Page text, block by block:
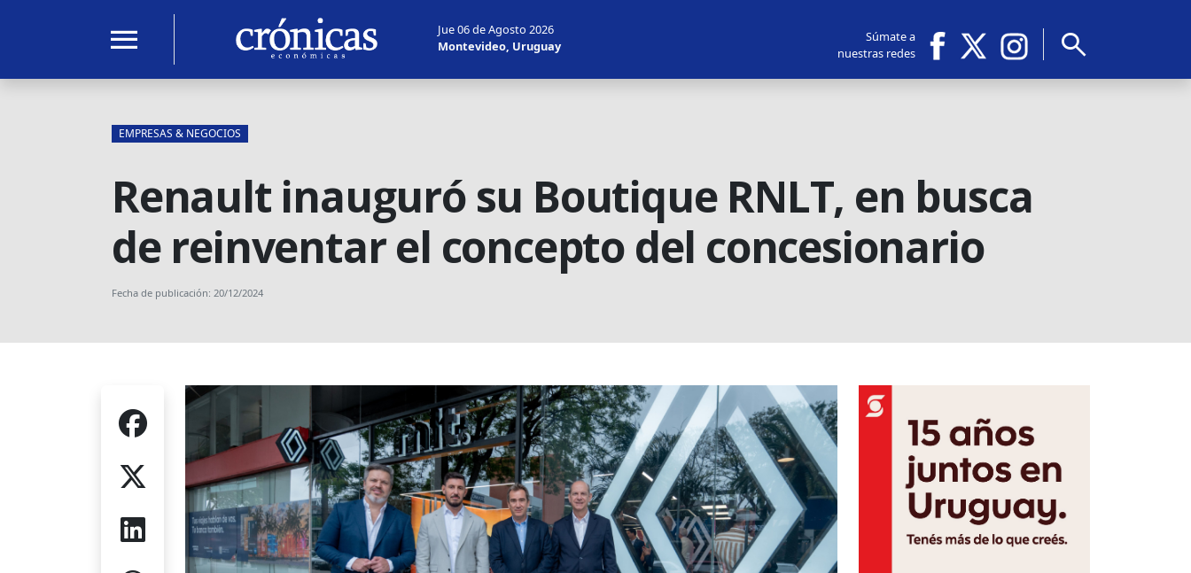
menu
Jue 06 de Agosto 2026
Montevideo, Uruguay
Súmate a
nuestras redes
search
EMPRESAS & NEGOCIOS
Renault inauguró su Boutique RNLT, en busca
de reinventar el concepto del concesionario
Fecha de publicación: 20/12/2024